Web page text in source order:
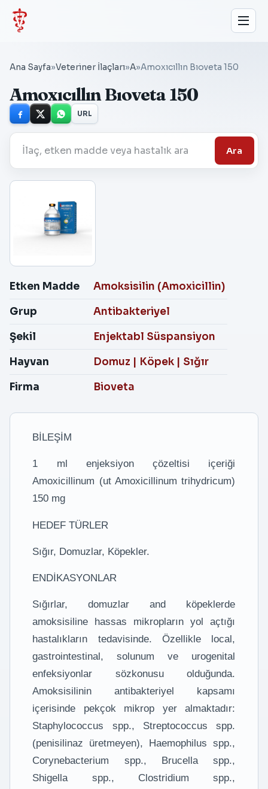
Ana Sayfa»Veteriner İlaçları»A»Amoxıcıllın Bıoveta 150
Amoxıcıllın Bıoveta 150
URL
Ara
Etken Madde
Amoksisilin (Amoxicillin)
Grup
Antibakteriyel
Şekil
Enjektabl Süspansiyon
Hayvan
Domuz Köpek
Sığır
Firma
Bioveta
BİLEŞİM
1 ml enjeksiyon çözeltisi içeriği
Amoxicillinum (ut Amoxicillinum trihydricum)
150 mg
HEDEF TÜRLER
Sığır, Domuzlar, Köpekler.
ENDİKASYONLAR
Sığırlar, domuzlar and köpeklerde
amoksisiline hassas mikropların yol açtığı
hastalıkların tedavisinde. Özellikle local,
gastrointestinal, solunum ve urogenital
enfeksiyonlar sözkonusu olduğunda.
Amoksisilinin antibakteriyel kapsamı
içerisinde pekçok mikrop yer almaktadır:
Staphylococcus spp., Streptococcus spp.
(penisilinaz üretmeyen), Haemophilus spp.,
Corynebacterium spp., Brucella spp.,
Shigella spp., Clostridium spp.,